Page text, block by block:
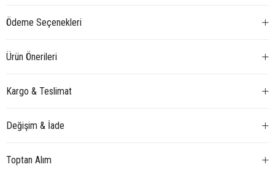
Ödeme Seçenekleri
Ürün Önerileri
Kargo & Teslimat
Değişim & İade
Toptan Alım